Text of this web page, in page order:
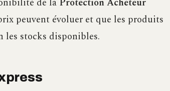
peuvent évoluer et que les produits
les stocks disponibles.